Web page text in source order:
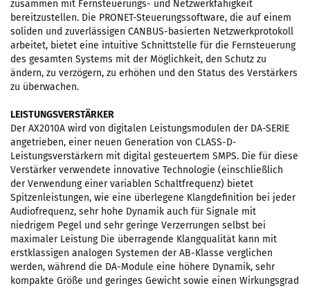
zusammen mit Fernsteuerungs- und Netzwerkfähigkeit
bereitzustellen. Die PRONET-Steuerungssoftware, die auf einem
soliden und zuverlässigen CANBUS-basierten Netzwerkprotokoll
arbeitet, bietet eine intuitive Schnittstelle für die Fernsteuerung
des gesamten Systems mit der Möglichkeit, den Schutz zu
ändern, zu verzögern, zu erhöhen und den Status des Verstärkers
zu überwachen.
LEISTUNGSVERSTÄRKER
Der AX2010A wird von digitalen Leistungsmodulen der DA-SERIE
angetrieben, einer neuen Generation von CLASS-D-
Leistungsverstärkern mit digital gesteuertem SMPS. Die für diese
Verstärker verwendete innovative Technologie (einschließlich
der Verwendung einer variablen Schaltfrequenz) bietet
Spitzenleistungen, wie eine überlegene Klangdefinition bei jeder
Audiofrequenz, sehr hohe Dynamik auch für Signale mit
niedrigem Pegel und sehr geringe Verzerrungen selbst bei
maximaler Leistung Die überragende Klangqualität kann mit
erstklassigen analogen Systemen der AB-Klasse verglichen
werden, während die DA-Module eine höhere Dynamik, sehr
kompakte Größe und geringes Gewicht sowie einen Wirkungsgrad